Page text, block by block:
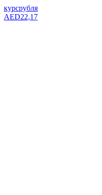
курсрубля
AED22,17